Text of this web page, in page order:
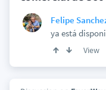
Felipe
ya está
View